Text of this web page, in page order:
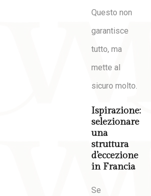
Questo non
garantisce
tutto, ma
mette al
sicuro molto.
Ispirazione:
selezionare
una
struttura
d’eccezione
in Francia
Se